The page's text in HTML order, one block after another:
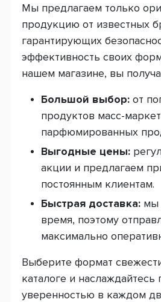
Мы предлагаем только
продукцию от известных
гарантирующих
эффективность своих
нашем магазине, вы
Большой выбор: от
продуктов масс-
парфюмированных
Выгодные цены:
акции и предлагаем
постоянным клиентам.
Быстрая доставка: мы
время, поэтому
максимально
Выберите формат
каталоге и наслаждайтесь
уверенностью в каждом